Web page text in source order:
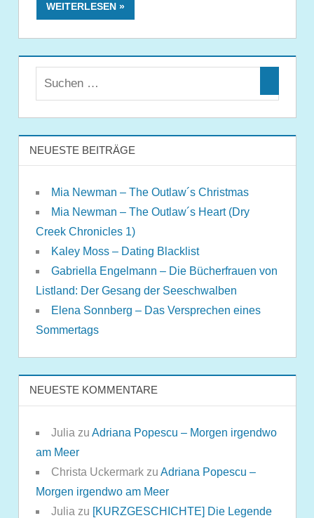
WEITERLESEN
NEUESTE BEITRÄGE
Mia Newman – The Outlaw´s Christmas
Mia Newman – The Outlaw´s Heart (Dry
Creek Chronicles 1)
Kaley Moss – Dating Blacklist
Gabriella Engelmann – Die Bücherfrauen von
Listland: Der Gesang der Seeschwalben
Elena Sonnberg – Das Versprechen eines
Sommertags
NEUESTE KOMMENTARE
Julia zu Adriana Popescu – Morgen irgendwo
am Meer
Christa Uckermarkzu Adriana Popescu –
Morgen irgendwo am Meer
Julia zu [KURZGESCHICHTE] Die Legende